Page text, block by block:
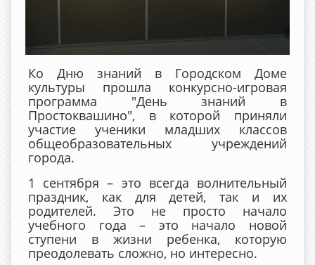
Ко Дню знаний в Городском Доме
культуры прошла конкурсно-игровая
программа "День знаний в
Простоквашино", в которой приняли
участие ученики младших классов
общеобразовательных учреждений
города.
1 сентября – это всегда волнительный
праздник, как для детей, так и их
родителей. Это не просто начало
учебного года – это начало новой
ступени в жизни ребенка, которую
преодолевать сложно, но интересно.